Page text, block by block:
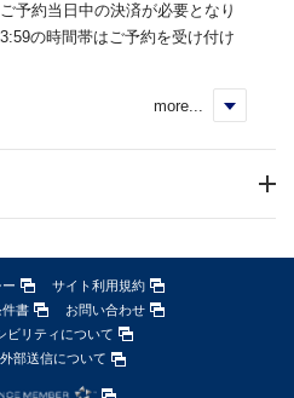
予約当日中の決済が必要となり
の時間帯はご予約を受け付け
more...
サイト利用規約
書
お問い合わせ
ビリティについて
部送信について